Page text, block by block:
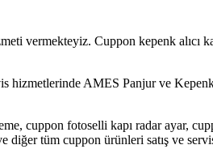
vermekteyiz. Cuppon kepenk alıcı
hizmetlerinde AMES Panjur ve
cuppon fotoselli kapı radar ayar,
diğer tüm cuppon ürünleri satış ve